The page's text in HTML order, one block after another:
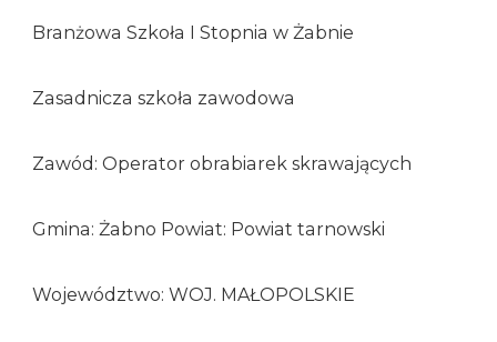
Branżowa Szkoła I Stopnia w Żabnie
Zasadnicza szkoła zawodowa
Zawód: Operator obrabiarek skrawających
Gmina: Żabno Powiat: Powiat tarnowski
Województwo: WOJ. MAŁOPOLSKIE